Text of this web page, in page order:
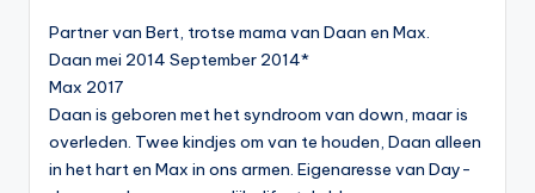
Partner van Bert, trotse mama van Daan en Max.
Daan mei 2014 September 2014*
Max 2017
Daan is geboren met het syndroom van down, maar is
overleden. Twee kindjes om van te houden, Daan alleen
in het hart en Max in ons armen. Eigenaresse van Day-